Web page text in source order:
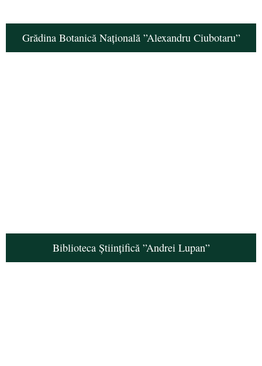
Grădina Botanică Națională ”Alexandru Ciubotaru”
Biblioteca Științifică ”Andrei Lupan”